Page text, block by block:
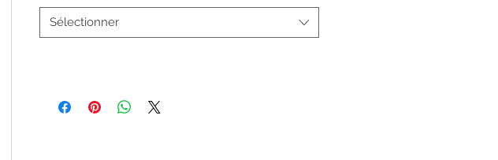
Sélectionner